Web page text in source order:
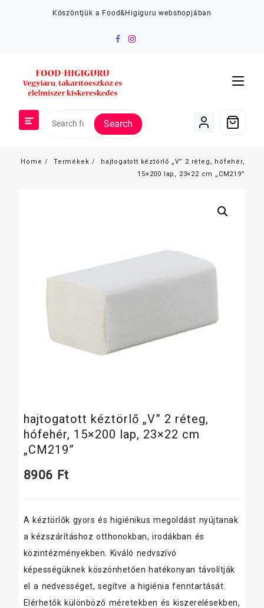
Köszöntjük a Food&Higiguru webshopjában
Search
Home Termékek
hajtogatott kéztörlő „V” 2 réteg, hófehér,
15×200 lap, 23×22 cm „CM219”
hajtogatott kéztörlő „V” 2 réteg,
hófehér, 15×200 lap, 23×22 cm
„CM219”
8906 Ft
A kéztörlők gyors és higiénikus megoldást nyújtanak
a kézszárításhoz otthonokban, irodákban és
közintézményekben. Kiváló nedvszívó
képességüknek köszönhetően hatékonyan távolítják
el a nedvességet, segítve a higiénia fenntartását.
Elérhetők különböző méretekben és kiszerelésekben,